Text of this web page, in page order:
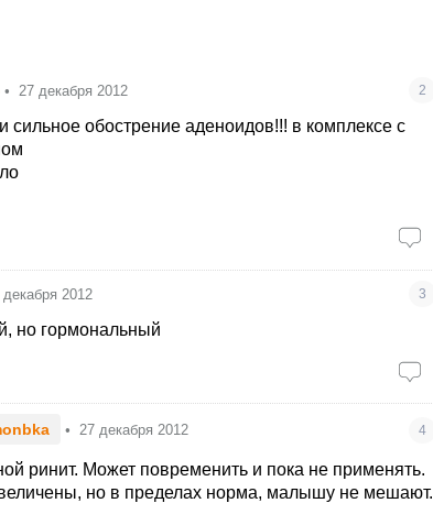
• 27 декабря 2012 2
сильное обострение аденоидов!!! в комплексе с
декабря 2012 3
но гормональный
• 27 декабря 2012 4
ринит. Может повременить и пока не применять.
но в пределах норма, малышу не мешают.